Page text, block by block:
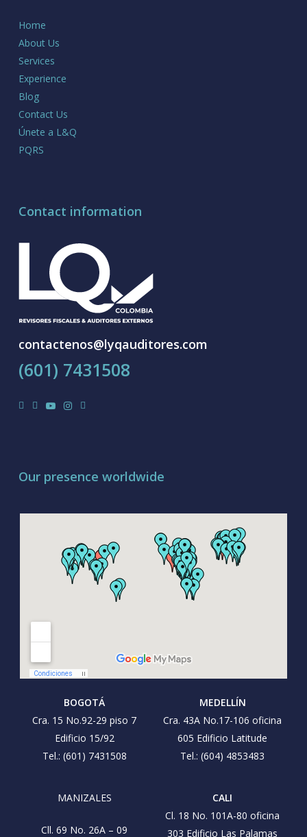
Home
About Us
Services
Experience
Blog
Contact Us
Únete a L&Q
PQRS
Contact information
contactenos@lyqauditores.com
(601) 7431508
facebook
linkedin
youtubeinstagram
tiktok
Our presence worldwide
BOGOTÁ
Cra. 15 No.92-29 piso 7
Edificio 15/92
Tel.: (601) 7431508
MEDELLÍN
Cra. 43A No.17-106 oficina
605 Edificio Latitude
Tel.: (604) 4853483
MANIZALES
Cll. 69 No. 26A – 09
CALI
Cl. 18 No. 101A-80 oficina
303 Edificio Las Palamas